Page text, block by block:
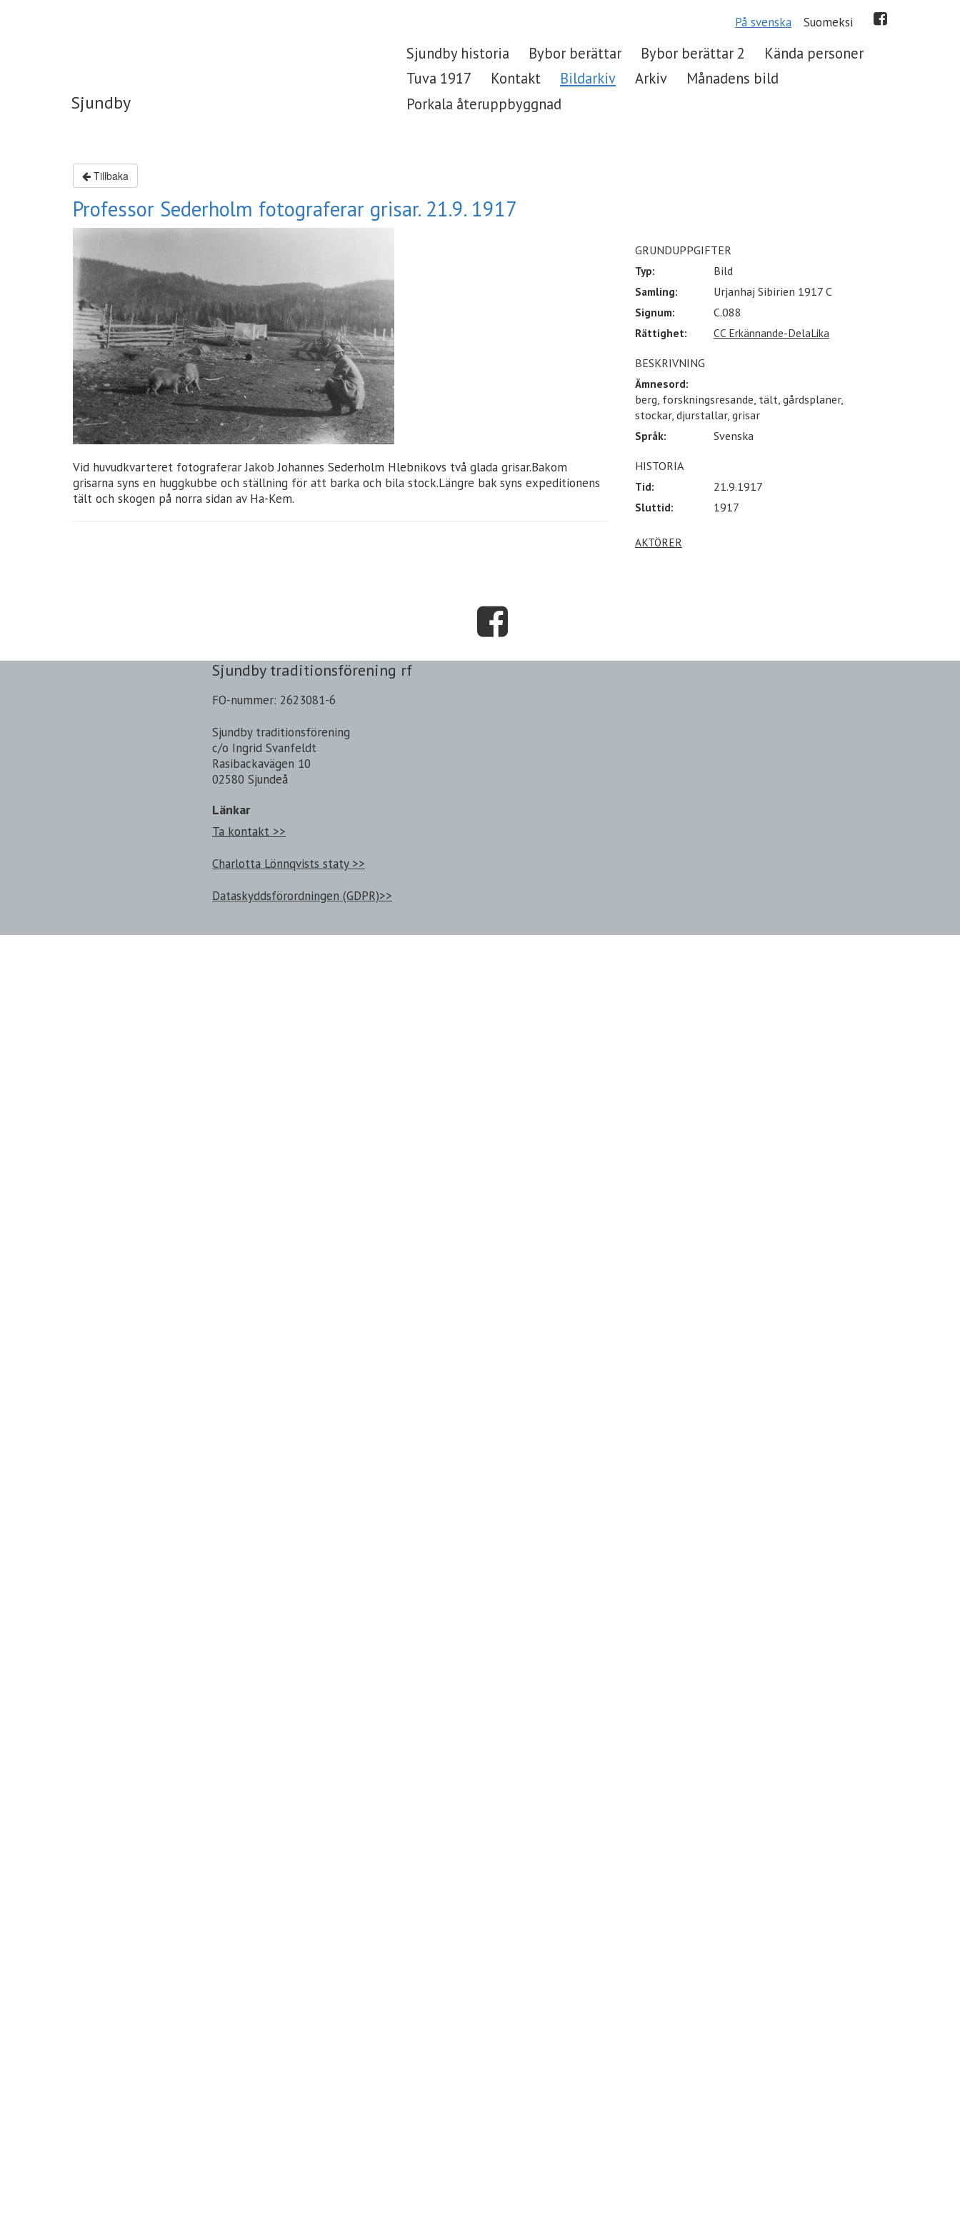
Sjundby
På svenska Suomeksi
Sjundby historia Bybor berättar Bybor berättar 2
Kända personer
Tuva 1917
Kontakt Bildarkiv Arkiv
Månadens bild
Porkala återuppbyggnad
Tillbaka
Professor Sederholm fotograferar grisar. 21.9. 1917
Vid huvudkvarteret fotograferar Jakob Johannes Sederholm Hlebnikovs två glada grisar.Bakom
grisarna syns en huggkubbe och ställning för att barka och bila stock.Längre bak syns expeditionens
tält och skogen på norra sidan av Ha-Kem.
GRUNDUPPGIFTER
Typ:
Bild
Samling:
Urjanhaj Sibirien 1917 C
Signum:
C.088
Rättighet:
CC Erkännande-DelaLika
BESKRIVNING
Ämnesord:
berg, forskningsresande, tält, gårdsplaner,
stockar, djurstallar, grisar
Språk:
Svenska
HISTORIA
Tid:
21.9.1917
Sluttid:
1917
AKTÖRER
Sjundby traditionsförening rf
FO-nummer: 2623081-6
Sjundby traditionsförening
c/o Ingrid Svanfeldt
Rasibackavägen 10
02580 Sjundeå
Länkar
Ta kontakt >>
Charlotta Lönnqvists staty >>
Dataskyddsförordningen (GDPR)>>